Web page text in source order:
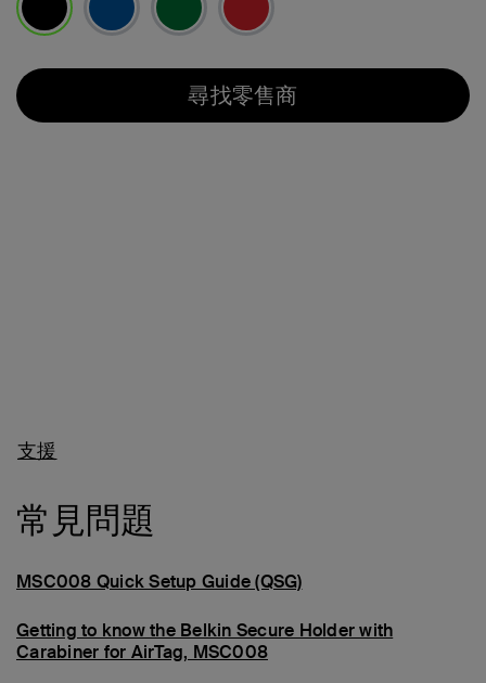
尋找零售商
支援
常見問題
MSC008 Quick Setup Guide (QSG)
Getting to know the Belkin Secure Holder with
Carabiner for AirTag, MSC008